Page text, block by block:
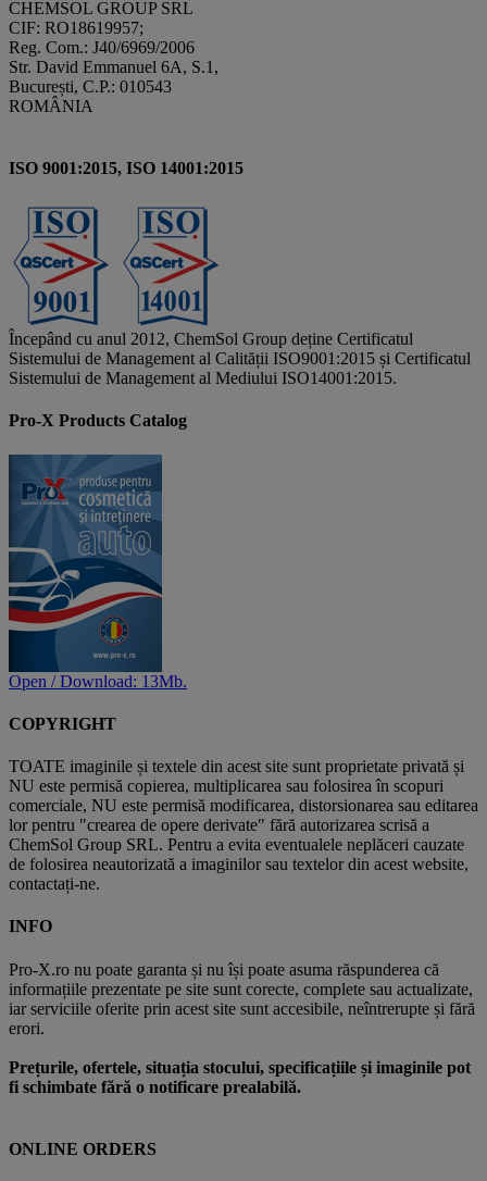
CHEMSOL GROUP SRL
CIF: RO18619957;
Reg. Com.: J40/6969/2006
Str. David Emmanuel 6A, S.1,
București, C.P.: 010543
ROMÂNIA
ISO 9001:2015, ISO 14001:2015
Începând cu anul 2012, ChemSol Group deține Certificatul
Sistemului de Management al Calității ISO9001:2015 și Certificatul
Sistemului de Management al Mediului ISO14001:2015.
Pro-X Products Catalog
Open / Download: 13Mb.
COPYRIGHT
TOATE imaginile și textele din acest site sunt proprietate privată și
NU este permisă copierea, multiplicarea sau folosirea în scopuri
comerciale, NU este permisă modificarea, distorsionarea sau editarea
lor pentru "crearea de opere derivate" fără autorizarea scrisă a
ChemSol Group SRL. Pentru a evita eventualele neplăceri cauzate
de folosirea neautorizată a imaginilor sau textelor din acest website,
contactați-ne.
INFO
Pro-X.ro nu poate garanta și nu își poate asuma răspunderea că
informațiile prezentate pe site sunt corecte, complete sau actualizate,
iar serviciile oferite prin acest site sunt accesibile, neîntrerupte și fără
erori.
Prețurile, ofertele, situația stocului, specificațiile și imaginile pot
fi schimbate fără o notificare prealabilă.
ONLINE ORDERS